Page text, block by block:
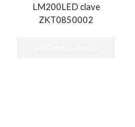
LM200LED clave
ZKT0850002